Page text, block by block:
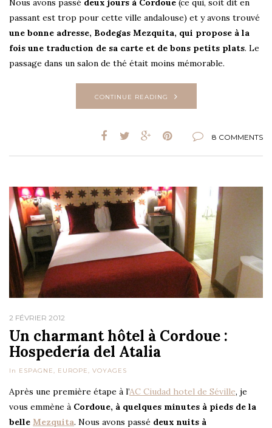
Nous avons passé deux jours à Cordoue (ce qui, soit dit en
passant est trop pour cette ville andalouse) et y avons trouvé
une bonne adresse, Bodegas Mezquita, qui propose à la
fois une traduction de sa carte et de bons petits plats. Le
passage dans un salon de thé était moins mémorable.
CONTINUE READING
8 COMMENTS
2 FÉVRIER 2012
Un charmant hôtel à Cordoue :
Hospedería del Atalia
In ESPAGNE, EUROPE, VOYAGES
Après une première étape à l’AC Ciudad hotel de Séville, je
vous emmène à Cordoue, à quelques minutes à pieds de la
belle Mezquita. Nous avons passé deux nuits à